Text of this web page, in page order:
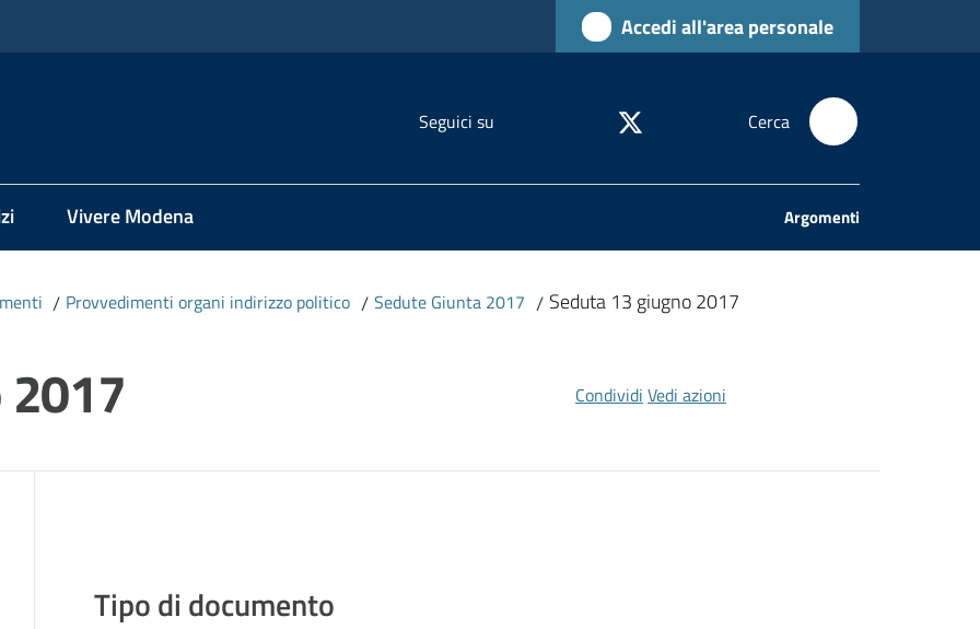
Accedi all'area personale
Seguici su Cerca
Vivere Modena Argomenti
/ Provvedimenti organi indirizzo politico / Sedute Giunta 2017 / Seduta 13 giugno 2017
Condividi Vedi azioni
Descrizione
Tipo di documento